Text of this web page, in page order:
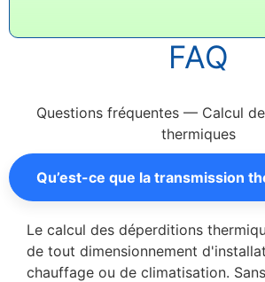
FAQ
Questions fréquentes — Calcul
thermiques
Qu’est-ce que la transmission
Le calcul des déperditions
de tout dimensionnement
chauffage ou de climatisation.